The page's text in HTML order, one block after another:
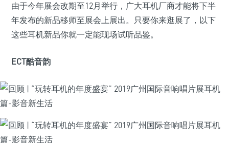
由于今年展会改期至12月举行，广大耳机厂商才能将下半
年发布的新品移师至展会上展出。只要你来逛展了，以下
这些耳机新品你就一定能现场试听品鉴。
ECT酷音韵